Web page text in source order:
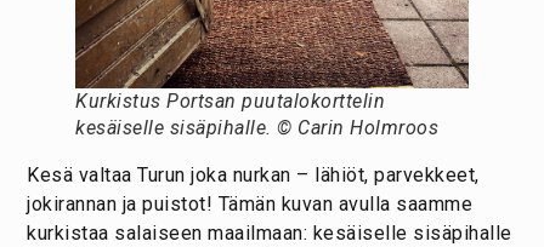
Kurkistus Portsan puutalokorttelin
kesäiselle sisäpihalle. © Carin Holmroos
Kesä valtaa Turun joka nurkan – lähiöt, parvekkeet,
jokirannan ja puistot! Tämän kuvan avulla saamme
kurkistaa salaiseen maailmaan: kesäiselle sisäpihalle